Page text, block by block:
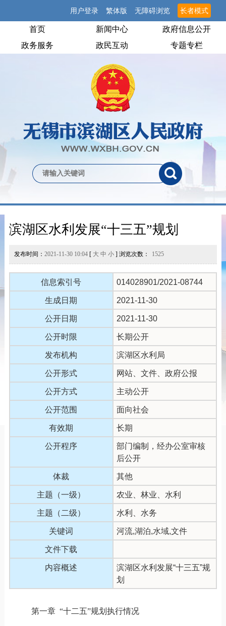
用户登录 繁体版 无障碍浏览 长者模式
首页 新闻中心
政府信息公开
政务服务
政民互动 专题专栏
滨湖区水利发展“十三五”规划
发布时间： 2021-11-30 10:04[ 大 中 小] 浏览次数： 1525
信息索引号 014028901/2021-08744
生成日期 2021-11-30
公开日期 2021-11-30
公开时限 长期公开
发布机构 滨湖区水利局
公开形式 网站、文件、政府公报
公开方式 主动公开
公开范围 面向社会
有效期 长期
公开程序
部门编制，经办公室审核
后公开
体裁 其他
主题（一级） 农业、林业、水利
主题（二级） 水利、水务
关键词 河流,湖泊,水域,文件
文件下载
内容概述
滨湖区水利发展“十三五”规
划
第一章 “十二五”规划执行情况